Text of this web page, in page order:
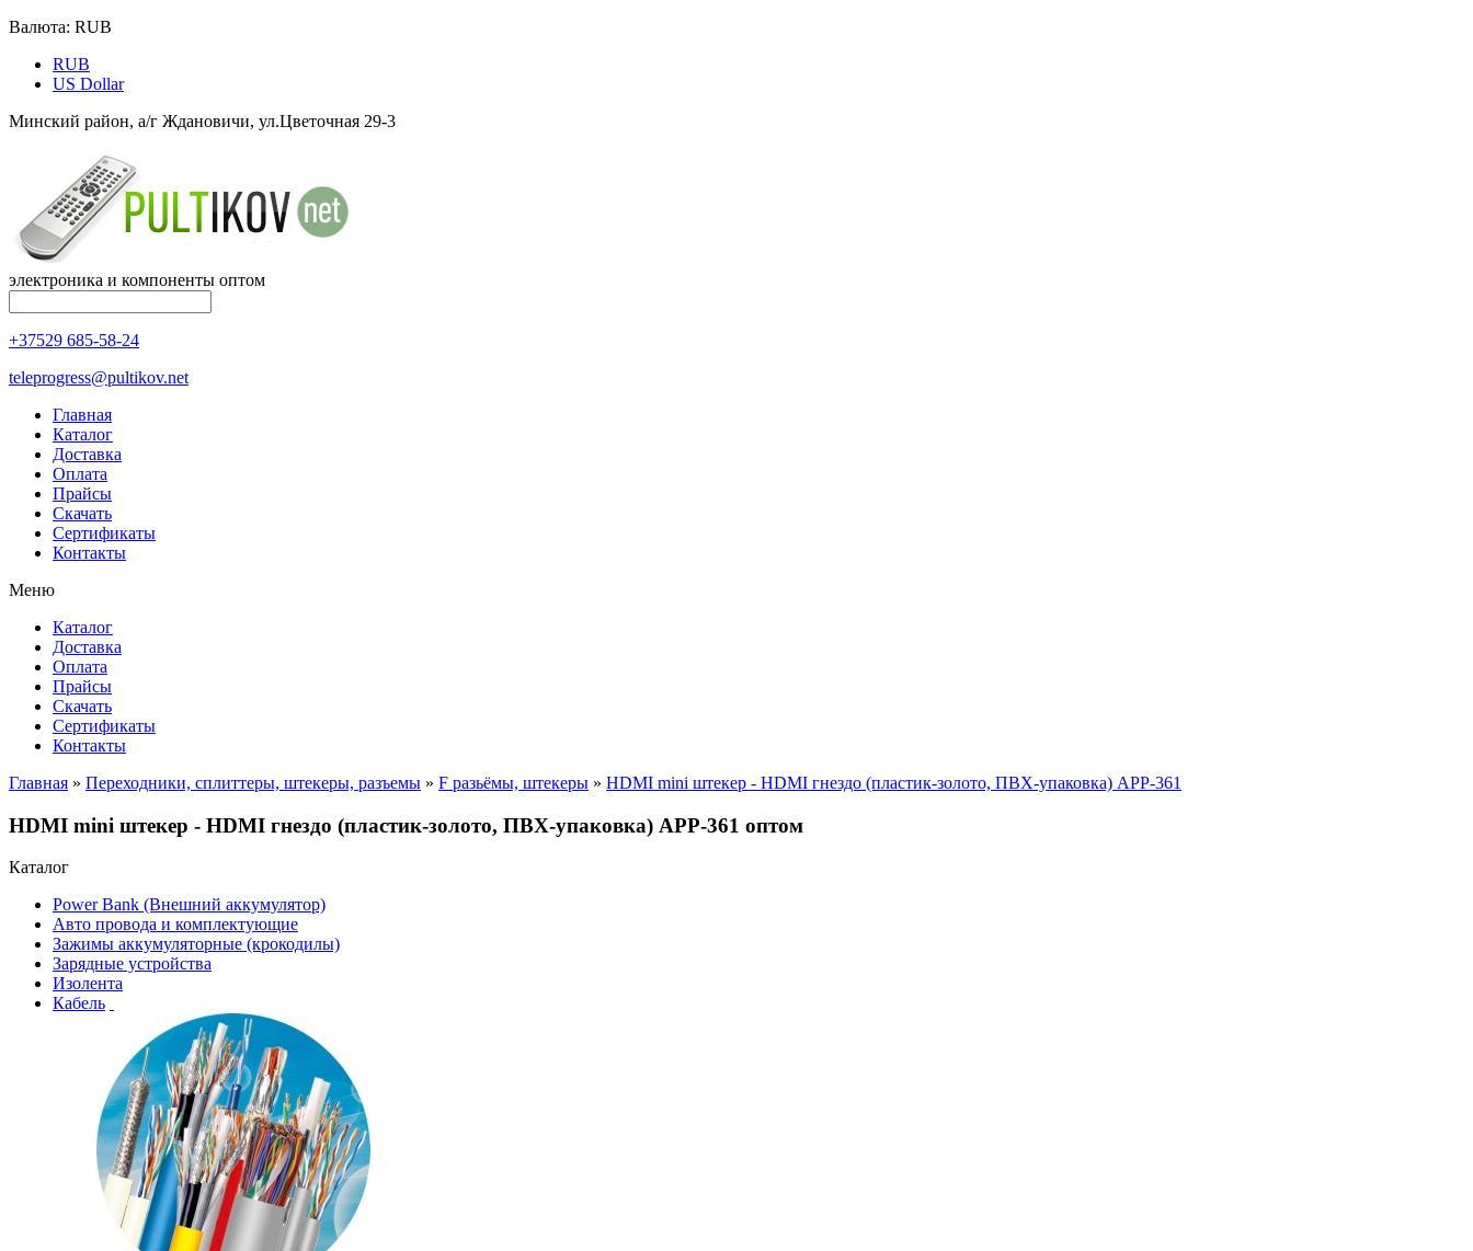
Валюта: RUB
RUB
US Dollar
Минский район, а/г Ждановичи, ул.Цветочная 29-3
электроника и компоненты оптом
+37529 685-58-24
teleprogress@pultikov.net
Главная
Каталог
Доставка
Оплата
Прайсы
Cкачать
Сертификаты
Контакты
Меню
Каталог
Доставка
Оплата
Прайсы
Cкачать
Сертификаты
Контакты
Главная » Переходники, сплиттеры, штекеры, разъемы » F разьёмы, штекеры » HDMI mini штекер - HDMI гнездо (пластик-золото, ПВХ-упаковка) APP-361
HDMI mini штекер - HDMI гнездо (пластик-золото, ПВХ-упаковка) APP-361 оптом
Каталог
Power Bank (Внешний аккумулятор)
Авто провода и комплектующие
Зажимы аккумуляторные (крокодилы)
Зарядные устройства
Изолента
Кабель